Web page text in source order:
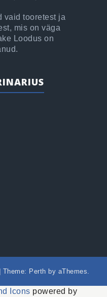
vaid tooretest ja
mis on väga
Loodus on
Theme: Perth by aThemes.
Icons powered by